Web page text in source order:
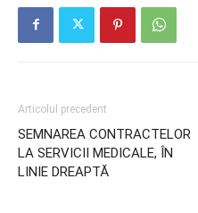
Articolul precedent
SEMNAREA CONTRACTELOR
LA SERVICII MEDICALE, ÎN
LINIE DREAPTĂ